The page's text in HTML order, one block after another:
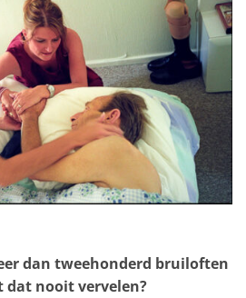
dan tweehonderd bruiloften
dat nooit vervelen?